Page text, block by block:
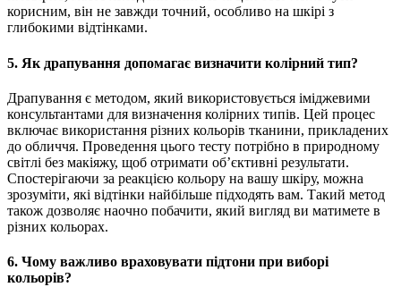
корисним, він не завжди точний, особливо на шкірі з
глибокими відтінками.
5. Як драпування допомагає визначити колірний тип?
Драпування є методом, який використовується іміджевими
консультантами для визначення колірних типів. Цей процес
включає використання різних кольорів тканини, прикладених
до обличчя. Проведення цього тесту потрібно в природному
світлі без макіяжу, щоб отримати об’єктивні результати.
Спостерігаючи за реакцією кольору на вашу шкіру, можна
зрозуміти, які відтінки найбільше підходять вам. Такий метод
також дозволяє наочно побачити, який вигляд ви матимете в
різних кольорах.
6. Чому важливо враховувати підтони при виборі
кольорів?